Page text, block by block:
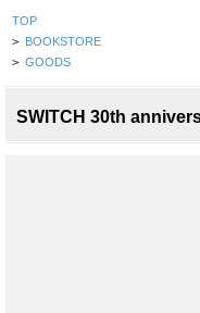
TOP
> BOOKSTORE
> GOODS
SWITCH 30th